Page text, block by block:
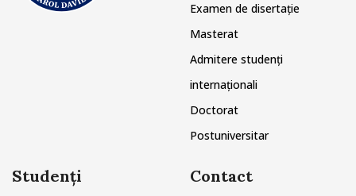
Examen de disertație
Masterat
Admitere studenți
internaționali
Doctorat
Postuniversitar
Studenți Contact